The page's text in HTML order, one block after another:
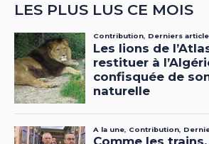
LES PLUS LUS CE MOIS